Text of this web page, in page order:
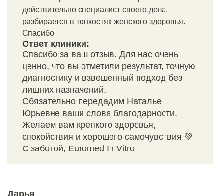
действительно специалист своего дела,
разбирается в тонкостях женского здоровья.
Спасибо!
Ответ клиники:
Спасибо за ваш отзыв. Для нас очень
ценно, что вы отметили результат, точную
диагностику и взвешенный подход без
лишних назначений.
Обязательно передадим Наталье
Юрьевне ваши слова благодарности.
Желаем вам крепкого здоровья,
спокойствия и хорошего самочувствия 💚
С заботой, Euromed In Vitro
Дарья